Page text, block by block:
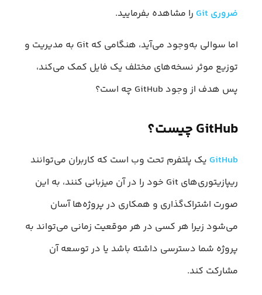
ضروری Git
را مشاهده بفرمایید.
اما سوالی به‌وجود می‌آید، هنگامی که Git به مدیریت و
توزیع موثر نسخه‌های مختلف یک فایل کمک می‌کند،
پس هدف از وجود GitHub چه است؟
GitHub چیست؟
GitHub یک پلتفرم تحت وب است که کاربران می‌توانند
ریپازیتوری‌های Git خود را در آن میزبانی کنند، به این
صورت اشتراک‌گذاری و همکاری در پروژه‌ها آسان
می‌شود زیرا هر کسی در هر موقعیت زمانی می‌تواند به
پروژه شما دسترسی داشته باشد یا در توسعه آن
مشارکت کند.